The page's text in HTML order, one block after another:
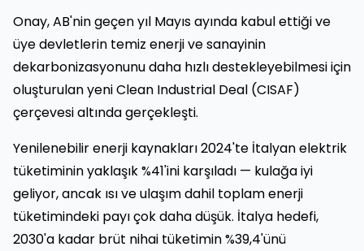
Onay, AB'nin geçen yıl Mayıs ayında kabul ettiği ve
üye devletlerin temiz enerji ve sanayinin
dekarbonizasyonunu daha hızlı destekleyebilmesi için
oluşturulan yeni Clean Industrial Deal (CISAF)
çerçevesi altında gerçekleşti.
Yenilenebilir enerji kaynakları 2024'te İtalyan elektrik
tüketiminin yaklaşık %41'ini karşıladı — kulağa iyi
geliyor, ancak ısı ve ulaşım dahil toplam enerji
tüketimindeki payı çok daha düşük. İtalya hedefi,
2030'a kadar brüt nihai tüketimin %39,4'ünü